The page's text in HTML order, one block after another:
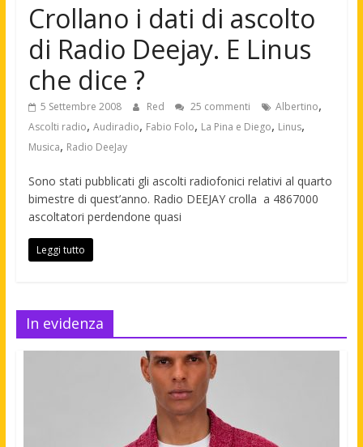
moda
maschile
Crollano i dati di ascolto
di Radio Deejay. E Linus
che dice ?
5 Settembre 2008 Red 25 commenti Albertino,
Ascolti radio, Audiradio, Fabio Folo, La Pina e Diego, Linus,
Musica, Radio DeeJay
Sono stati pubblicati gli ascolti radiofonici relativi al quarto
bimestre di quest’anno. Radio DEEJAY crolla a 4867000
ascoltatori perdendone quasi
Leggi tutto
In evidenza